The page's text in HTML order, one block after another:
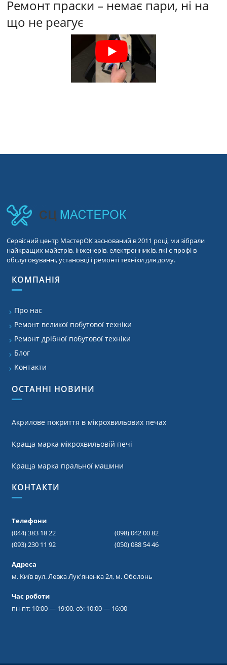
Ремонт праски – немає пари, ні на
що не реагує
Сервісний центр МастерОК заснований в 2011 році, ми зібрали
найкращих майстрів, інженерів, електронників, які є профі в
обслуговуванні, установці і ремонті техніки для дому.
КОМПАНІЯ
Про нас
Ремонт великої побутової техніки
Ремонт дрібної побутової техніки
Блог
Контакти
ОСТАННІ НОВИНИ
Акрилове покриття в мікрохвильових печах
Краща марка мікрохвильовій печі
Краща марка пральної машини
КОНТАКТИ
Телефони
(044) 383 18 22
(098) 042 00 82
(093) 230 11 92
(050) 088 54 46
Адреса
м. Київ вул. Левка Лук'яненка 2л, м. Оболонь
Час роботи
пн-пт: 10:00 — 19:00, сб: 10:00 — 16:00